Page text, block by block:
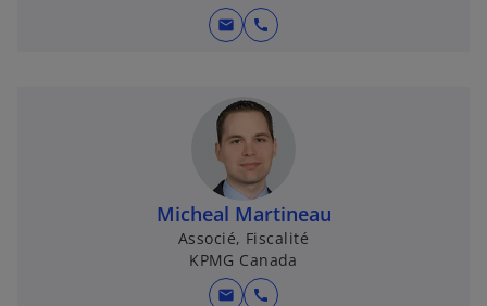
mail call
Micheal Martineau
Associé, Fiscalité
KPMG Canada
mail call